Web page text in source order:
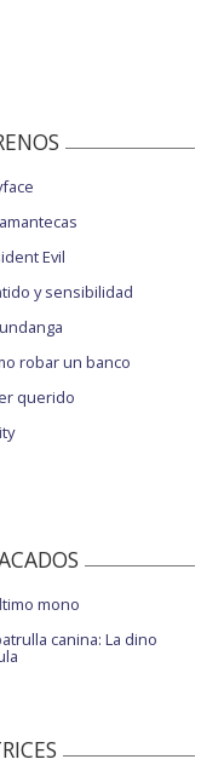
Evil
y sensibilidad
robar un banco
querido
mono
canina: La dino